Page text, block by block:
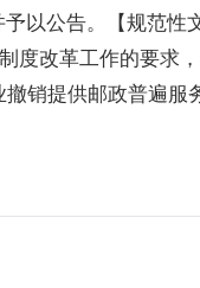
以公告。【规范性
度改革工作的要求
销提供邮政普遍服